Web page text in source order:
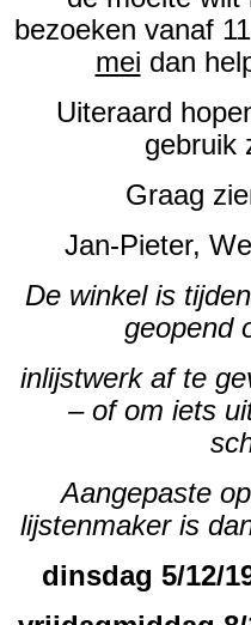
bezoeken vanaf
mei dan
Uiteraard
gebruik
Graag
Jan-Pieter,
De winkel is
geopend
inlijstwerk af te
– of om iets
Aangepaste
lijstenmaker is
dinsdag 5/12/